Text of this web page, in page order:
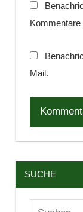
Kommentare
Mail.
SUCHE
Suchen